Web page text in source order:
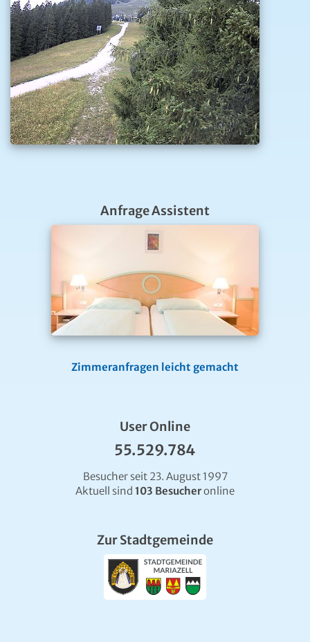
Anfrage Assistent
Zimmeranfragen leicht gemacht
User Online
55.529.784
Besucher seit 23. August 1997
Aktuell sind 103 Besucheronline
Zur Stadtgemeinde